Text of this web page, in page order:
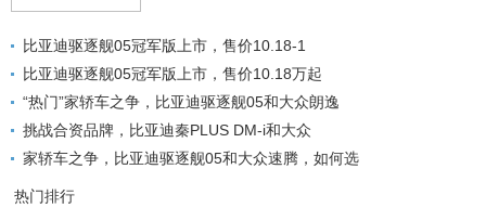
比亚迪驱逐舰05冠军版上市，售价10.18-1
比亚迪驱逐舰05冠军版上市，售价10.18万起
“热门”家轿车之争，比亚迪驱逐舰05和大众朗逸
挑战合资品牌，比亚迪秦PLUS DM-i和大众
家轿车之争，比亚迪驱逐舰05和大众速腾，如何选
热门排行